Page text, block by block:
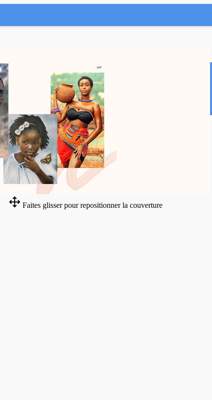
Faites glisser pour repositionner la couverture